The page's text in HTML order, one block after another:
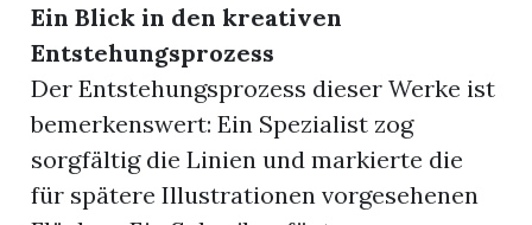
Ein Blick in den kreativen
Entstehungsprozess
Der Entstehungsprozess dieser Werke ist
bemerkenswert: Ein Spezialist zog
sorgfältig die Linien und markierte die
für spätere Illustrationen vorgesehenen